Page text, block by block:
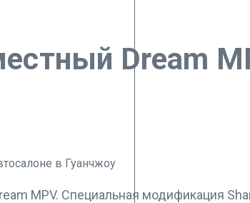
Dream
MPV. Специальная модификация